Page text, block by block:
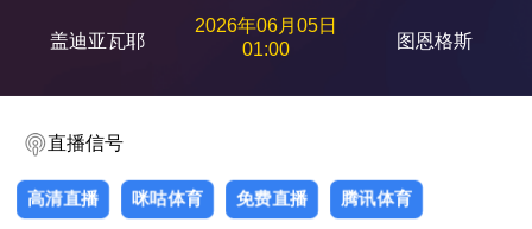
盖迪亚瓦耶
2026年06月05日
01:00
图恩格斯
直播信号
高清直播 咪咕体育 免费直播 腾讯体育